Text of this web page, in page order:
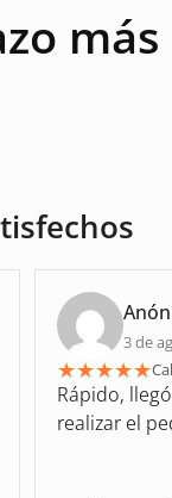
más
3 de
★★★★★
Rápido,
realizar el